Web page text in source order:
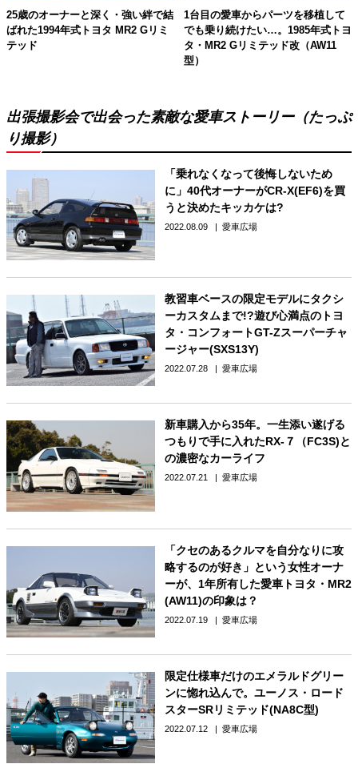
25歳のオーナーと深く・強い絆で結
ばれた1994年式トヨタ MR2 Gリミ
テッド
1台目の愛車からパーツを移植して
でも乗り続けたい…。1985年式トヨ
タ・MR2 Gリミテッド改（AW11
型）
出張撮影会で出会った素敵な愛車ストーリー（たっぷ
り撮影）
「乗れなくなって後悔しないため
に」40代オーナーがCR-X(EF6)を買
うと決めたキッカケは?
2022.08.09 愛車広場
教習車ベースの限定モデルにタクシ
ーカスタムまで!?遊び心満点のトヨ
タ・コンフォートGT-Zスーパーチャ
ージャー(SXS13Y)
2022.07.28 愛車広場
新車購入から35年。一生添い遂げる
つもりで手に入れたRX-７（FC3S)と
の濃密なカーライフ
2022.07.21 愛車広場
「クセのあるクルマを自分なりに攻
略するのが好き」という女性オーナ
ーが、1年所有した愛車トヨタ・MR2
(AW11)の印象は？
2022.07.19 愛車広場
限定仕様車だけのエメラルドグリー
ンに惚れ込んで。ユーノス・ロード
スターSRリミテッド(NA8C型)
2022.07.12 愛車広場